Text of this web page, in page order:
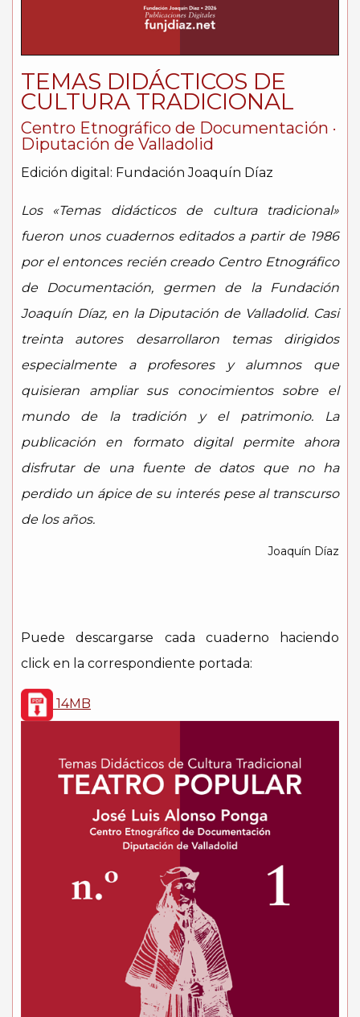
TEMAS DIDÁCTICOS DE
CULTURA TRADICIONAL
Centro Etnográfico de Documentación ·
Diputación de Valladolid
Edición digital: Fundación Joaquín Díaz
Los «Temas didácticos de cultura tradicional»
fueron unos cuadernos editados a partir de 1986
por el entonces recién creado Centro Etnográfico
de Documentación, germen de la Fundación
Joaquín Díaz, en la Diputación de Valladolid. Casi
treinta autores desarrollaron temas dirigidos
especialmente a profesores y alumnos que
quisieran ampliar sus conocimientos sobre el
mundo de la tradición y el patrimonio. La
publicación en formato digital permite ahora
disfrutar de una fuente de datos que no ha
perdido un ápice de su interés pese al transcurso
de los años.
Joaquín Díaz
Puede descargarse cada cuaderno haciendo
click en la correspondiente portada:
14MB